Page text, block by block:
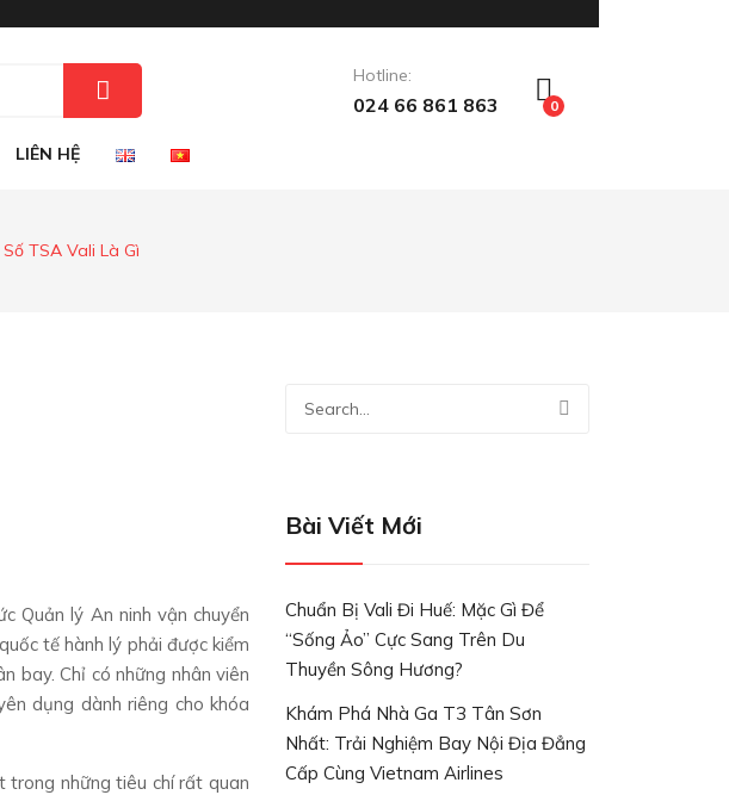
Hotline:
024 66 861 863 0
LIÊN HỆ
TSA Vali Là Gì
lý An ninh vận chuyển
tế hành lý phải được kiểm
bay. Chỉ có những nhân viên
dụng dành riêng cho khóa
những tiêu chí rất quan
Bài Viết Mới
Chuẩn Bị Vali Đi Huế: Mặc Gì Để
“Sống Ảo” Cực Sang Trên Du
Thuyền Sông Hương?
Khám Phá Nhà Ga T3 Tân Sơn
Nhất: Trải Nghiệm Bay Nội Địa Đẳng
Cấp Cùng Vietnam Airlines